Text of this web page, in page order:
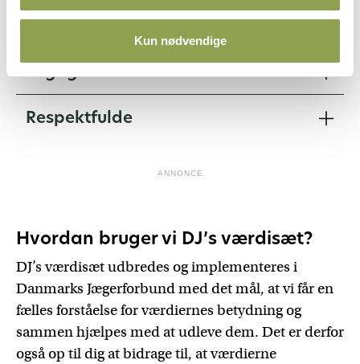
Kun nødvendige
Engagerede
Respektfulde
ANNONCE
Hvordan bruger vi DJ’s værdisæt?
DJ’s værdisæt udbredes og implementeres i
Danmarks Jægerforbund med det mål, at vi får en
fælles forståelse for værdiernes betydning og
sammen hjælpes med at udleve dem. Det er derfor
også op til dig at bidrage til, at værdierne